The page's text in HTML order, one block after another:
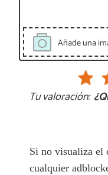
Añade una
Tu valoración:
Si no visualiza el
cualquier